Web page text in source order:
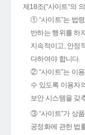
제18조(“사이트“의
① “사이트”는 법
반하는 행위를 하
지속적이고, 안정
다하여야 합니다.
② “사이트”는 이
수 있도록 이용자
보안 시스템을 갖
③ “사이트”가 상
공정화에 관한 법